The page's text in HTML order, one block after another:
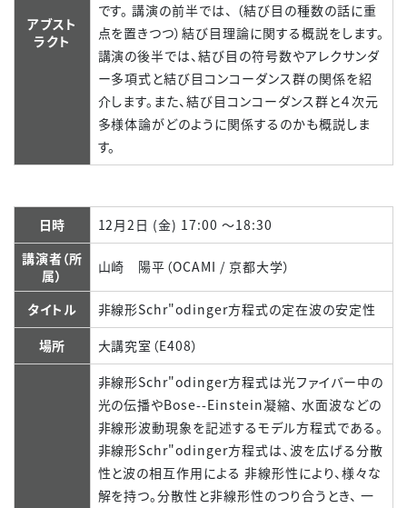
アブスト
ラクト
です。 講演の前半では、 （結び目の種数の話に重
点を置きつつ）結び目理論に関する概説をします。
講演の後半では、結び目の符号数やアレクサンダ
ー多項式と結び目コンコーダンス群の関係を紹
介します。また、結び目コンコーダンス群と４次元
多様体論がどのように関係するのかも概説しま
す。
日時
12月2日 (金) 17:00 ～18:30
講演者（所
属）
山崎 陽平（OCAMI / 京都大学）
タイトル
非線形Schr"odinger方程式の定在波の安定性
場所
大講究室（E408）
非線形Schr"odinger方程式は光ファイバー中の
光の伝播やBose--Einstein凝縮、 水面波などの
非線形波動現象を記述するモデル方程式である。
非線形Schr"odinger方程式は、波を広げる分散
性と波の相互作用による 非線形性により、様々な
解を持つ。分散性と非線形性のつり合うとき、 一